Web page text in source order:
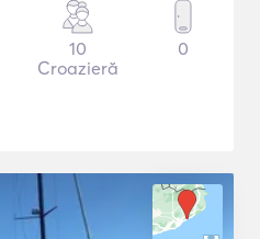
10
Croazieră
0